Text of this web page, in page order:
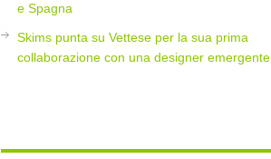
e Spagna
Skims punta su Vettese per la sua prima
collaborazione con una designer emergente